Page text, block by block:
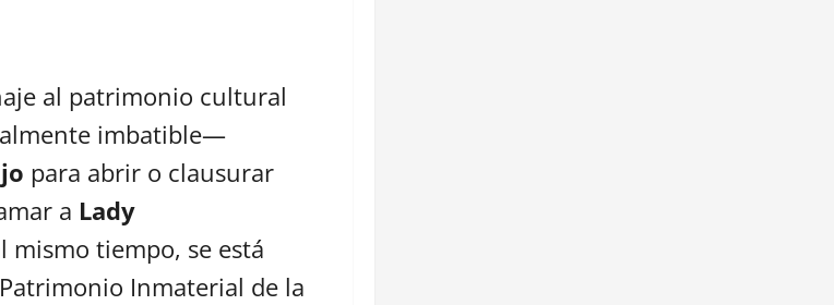
al patrimonio cultural
imbatible—
para abrir o clausurar
a Lady
mismo tiempo, se está
Inmaterial de la